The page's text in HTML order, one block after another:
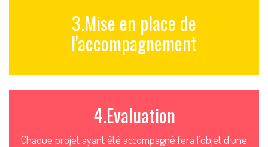
3.Mise en place de
l'accompagnement
4.Evaluation
Chaque projet ayant été accompagné fera l'objet d'une